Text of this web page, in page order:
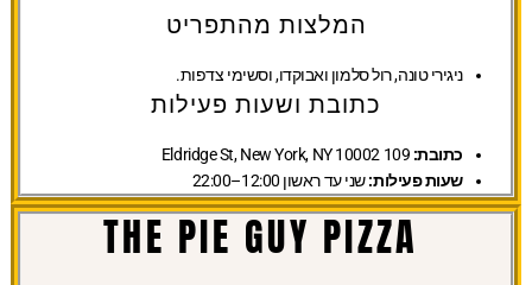
המלצות מהתפריט
ניגירי טונה, רול סלמון ואבוקדו, וסשימי צדפות.
כתובת ושעות פעילות
כתובת:
שעות פעילות:שני עד ראשון 12:00–22:00
THE PIE GUY PIZZA